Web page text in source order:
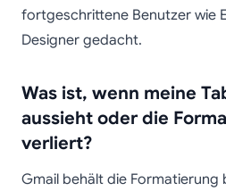
fortgeschrittene Benutzer wie
Designer gedacht.
Was ist, wenn meine
aussieht oder die
verliert?
Gmail behält die Formatierung